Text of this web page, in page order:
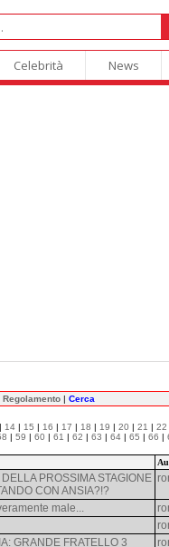
Celebrità News
Regolamento | Cerca
| 14 | 15 | 16 | 17 | 18 | 19 | 20 | 21 | 22
| 59 | 60 | 61 | 62 | 63 | 64 | 65 | 66 |
PROSSIMA STAGIONE
CON ANSIA?!?
male...
GRANDE FRATELLO 3